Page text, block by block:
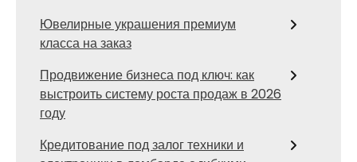
Ювелирные украшения премиум
класса на заказ
Продвижение бизнеса под ключ: как
выстроить систему роста продаж в 2026
году
Кредитование под залог техники и